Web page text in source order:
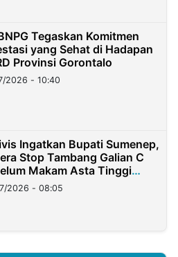
Tegaskan Komitmen
yang Sehat di Hadapan
Provinsi Gorontalo
2026 - 10:40
Ingatkan Bupati Sumenep,
Stop Tambang Galian C
Makam Asta Tinggi
2026 - 08:05